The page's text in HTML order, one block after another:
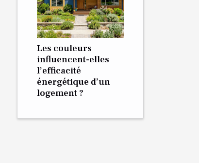
Les couleurs
influencent-elles
l’efficacité
énergétique d’un
logement ?